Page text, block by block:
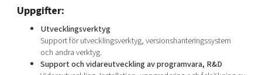
Current offers and activities
Reach out to us
Locations
Uppgifter:
Utvecklingsverktyg
Support för utvecklingsverktyg, versionshanteringssystem
och andra verktyg.
Support och vidareutveckling av programvara, R&D